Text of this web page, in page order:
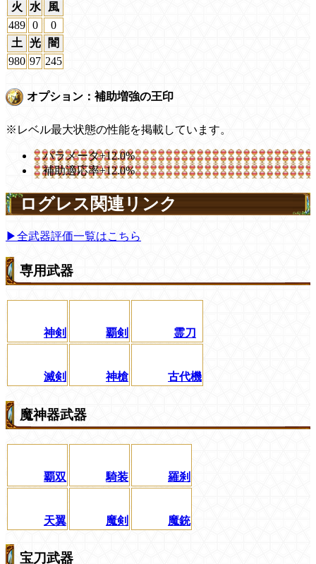
火 水
風
489 0
0
土
光
闇
980 97 245
オプション：補助増強の王印
※レベル最大状態の性能を掲載しています。
パラメータ+12.0%
補助適応率+12.0%
ログレス関連リンク
▶全武器評価一覧はこちら
専用武器
神剣 覇剣 霊刀
滅剣 神槍 古代機
魔神器武器
覇双 騎装 羅刹
天翼 魔剣 魔銃
宝刀武器